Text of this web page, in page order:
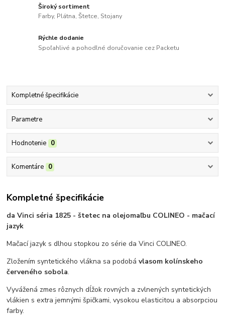
Široký sortiment
Farby, Plátna, Štetce, Stojany
Rýchle dodanie
Spoľahlivé a pohodlné doručovanie cez Packetu
Kompletné špecifikácie
Parametre
Hodnotenie 0
Komentáre 0
Kompletné špecifikácie
da Vinci séria 1825 - štetec na olejomaľbu COLINEO - mačací
jazyk
Mačací jazyk s dlhou stopkou zo série da Vinci COLINEO.
Zložením syntetického vlákna sa podobávlasom kolínskeho
červeného sobola.
Vyvážená zmes rôznych dĺžok rovných a zvlnených syntetických
vlákien s extra jemnými špičkami, vysokou elasticitou a absorpciou
farby.